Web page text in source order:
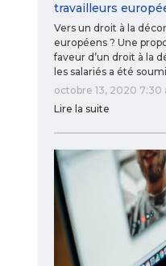
travailleurs
Vers un droit à la
européens ? Une
faveur d’un droit à la
les salariés a été
octobre 13, 2020 7:30
Lire la suite